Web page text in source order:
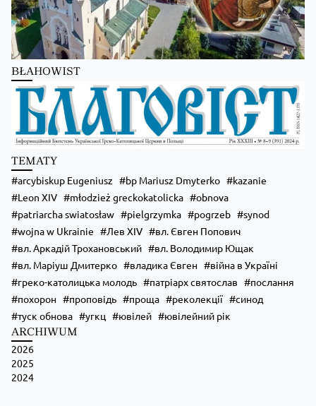
Kościół Greckokatolicki
3 days ago
Школи Християнського Аніматора (ШХА)
✨ Хочеш не просто проводити час, а зростати у вірі, відкривати свої
таланти та навчитися надихати інших?
Запрошуємо тебе до Школи Християнського Аніматора (ШХА) —
місця, де формується нове покоління християнських лідерів.
💙 На тебе чекає:
• формація, яка допоможе зміцнити віру;
• практичні навички для організації зустрічей, т
... Zobacz więcej
BŁAHOWIST
TEMATY
arcybiskup Eugeniusz bp Mariusz Dmyterko
kazanie
Leon XIV
młodzież greckokatolicka
obnova
patriarcha swiatosław
pielgrzymka pogrzeb
synod
wojna w Ukrainie
Лев XIV
вл. Євген Попович
вл. Аркадій Трохановський
вл. Володимир Ющак
вл. Маріуш Дмитерко
владика Євген
війна в Україні
греко-католицька молодь
патріарх святослав
послання
похорон
проповідь проща реколекції
синод
туск обнова
угкц ювілей ювілейний рік
ARCHIWUM
2026
2025
2024